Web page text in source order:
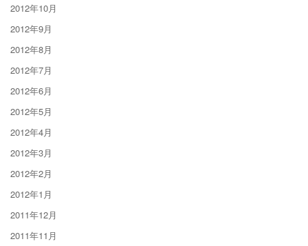
2012年10月
2012年9月
2012年8月
2012年7月
2012年6月
2012年5月
2012年4月
2012年3月
2012年2月
2012年1月
2011年12月
2011年11月